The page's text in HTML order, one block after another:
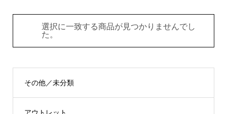
選択に一致する商品が見つかりませんでし
た。
その他／未分類